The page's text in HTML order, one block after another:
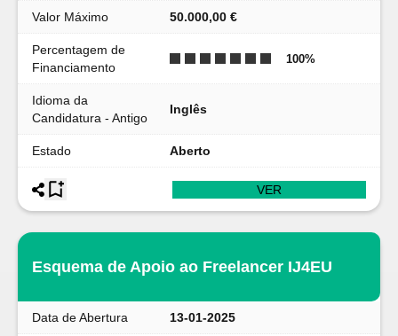
Valor Máximo 50.000,00 €
Percentagem de
Financiamento
100%
Idioma da
Candidatura - Antigo
Inglês
Estado Aberto
VER
Esquema de Apoio ao Freelancer IJ4EU
Data de Abertura 13-01-2025